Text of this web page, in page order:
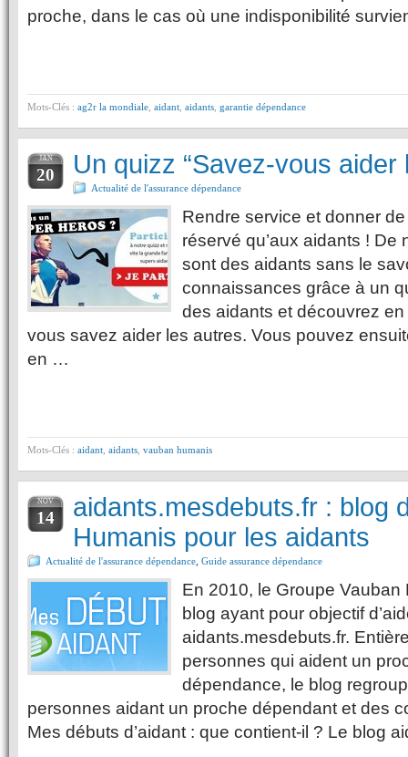
proche, dans le cas où une indisponibilité
Mots-Clés : ag2r la mondiale aidant aidants garantie dépendance
JAN
20 Un quizz “Savez-vous aider
Actualité de l'assurance dépendance
Rendre service et donner
réservé qu’aux aidants !
sont des aidants sans le
connaissances grâce à un
des aidants et découvrez
vous savez aider les autres. Vous pouvez
en …
Mots-Clés : aidant aidants vauban humanis
NOV
14
aidants.mesdebuts.fr : blog
Humanis pour les aidants
Actualité de l'assurance dépendance Guide assurance dépendance
En 2010, le Groupe Vauban
blog ayant pour objectif
aidants.mesdebuts.fr.
personnes qui aident un
dépendance, le blog
personnes aidant un proche dépendant et des
Mes débuts d’aidant : que contient-il ? Le blog